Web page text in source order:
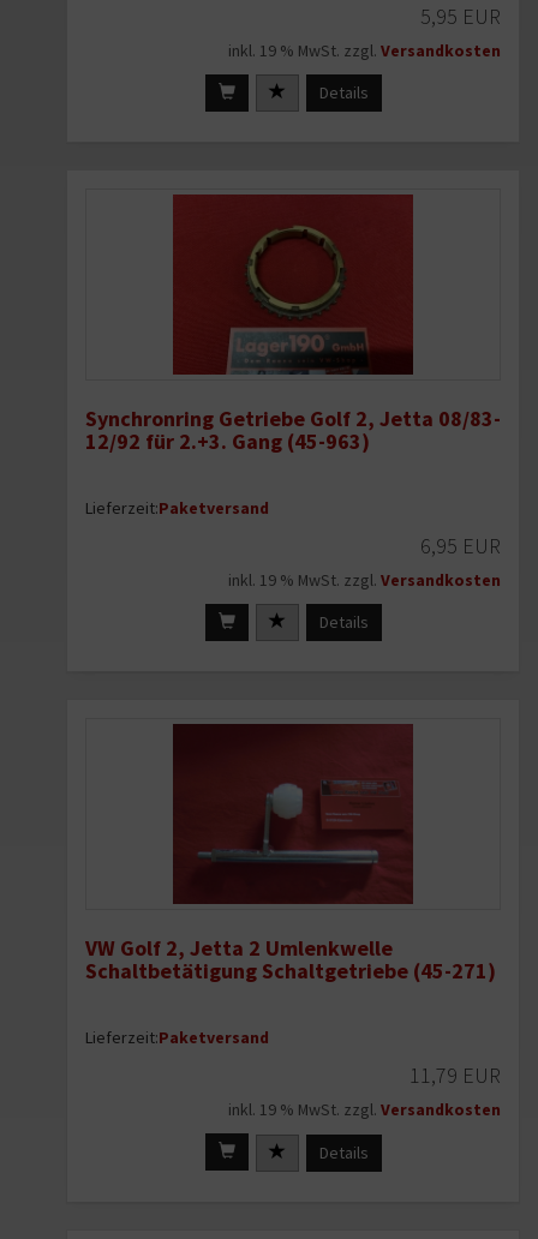
5,95 EUR
inkl. 19 % MwSt. zzgl. Versandkosten
Details
Synchronring Getriebe Golf 2, Jetta 08/83-
12/92 für 2.+3. Gang (45-963)
Lieferzeit:Paketversand
6,95 EUR
inkl. 19 % MwSt. zzgl. Versandkosten
Details
VW Golf 2, Jetta 2 Umlenkwelle
Schaltbetätigung Schaltgetriebe (45-271)
Lieferzeit:Paketversand
11,79 EUR
inkl. 19 % MwSt. zzgl. Versandkosten
Details